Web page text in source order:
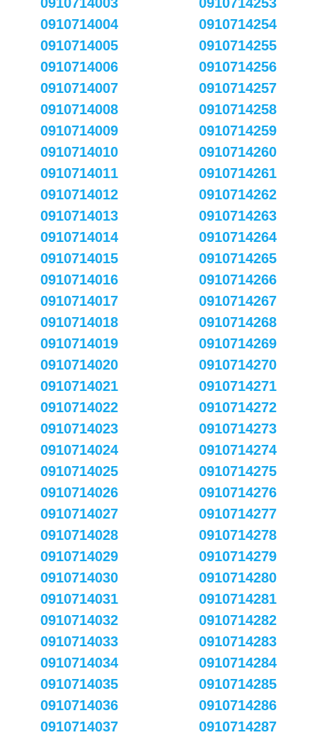
0910714004
0910714005
0910714006
0910714007
0910714008
0910714009
0910714010
0910714011
0910714012
0910714013
0910714014
0910714015
0910714016
0910714017
0910714018
0910714019
0910714020
0910714021
0910714022
0910714023
0910714024
0910714025
0910714026
0910714027
0910714028
0910714029
0910714030
0910714031
0910714032
0910714033
0910714034
0910714035
0910714036
0910714037
0910714254
0910714255
0910714256
0910714257
0910714258
0910714259
0910714260
0910714261
0910714262
0910714263
0910714264
0910714265
0910714266
0910714267
0910714268
0910714269
0910714270
0910714271
0910714272
0910714273
0910714274
0910714275
0910714276
0910714277
0910714278
0910714279
0910714280
0910714281
0910714282
0910714283
0910714284
0910714285
0910714286
0910714287